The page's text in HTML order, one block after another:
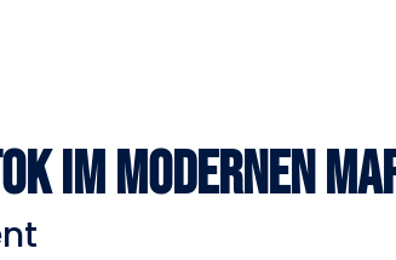
im modernen